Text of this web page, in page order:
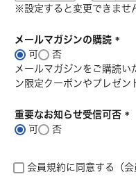
必
)
※設定すると変更できませ
メールマガジンの購読
必
須
可
否
メールマガジンをご購読
ン限定クーポンやプレゼン
重要なお知らせ受信可否
須
可 否
会員規約に同意する（会